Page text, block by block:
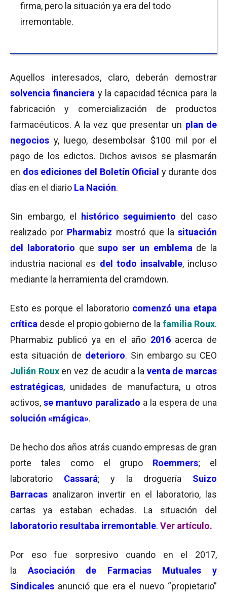
firma, pero la situación ya era del todo
irremontable.
Aquellos interesados, claro, deberán demostrar
solvencia financiera y la capacidad técnica para la
fabricación y comercialización de productos
farmacéuticos. A la vez que presentar un plan de
negocios y, luego, desembolsar $100 mil por el
pago de los edictos. Dichos avisos se plasmarán
en dos ediciones del Boletín Oficial y durante dos
días en el diario La Nación.
Sin embargo, el histórico seguimiento del caso
realizado por Pharmabiz mostró que lasituación
del laboratorio quesupo ser un emblema de la
industria nacional es del todo insalvable, incluso
mediante la herramienta del cramdown.
Esto es porque el laboratorio comenzó una etapa
crítica desde el propio gobierno de la familia Roux.
Pharmabiz publicó ya en el año 2016 acerca de
esta situación de deterioro. Sin embargo su CEO
Julián Rouxen vez de acudir a la venta de marcas
estratégicas, unidades de manufactura, u otros
activos, se mantuvo paralizado a la espera de una
solución «mágica».
De hecho dos años atrás cuando empresas de gran
porte tales como el grupo Roemmers; el
laboratorio Cassará; y la droguería Suizo
Barracas analizaron invertir en el laboratorio, las
cartas ya estaban echadas. La situación del
laboratorio resultaba irremontable. Ver artículo.
Por eso fue sorpresivo cuando en el 2017,
la Asociación de Farmacias Mutuales y
Sindicales anunció que era el nuevo “propietario”